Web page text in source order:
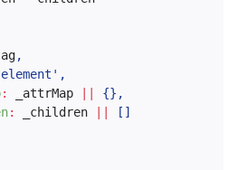
,
,
: _attrMap {} ,
: _children [ ]